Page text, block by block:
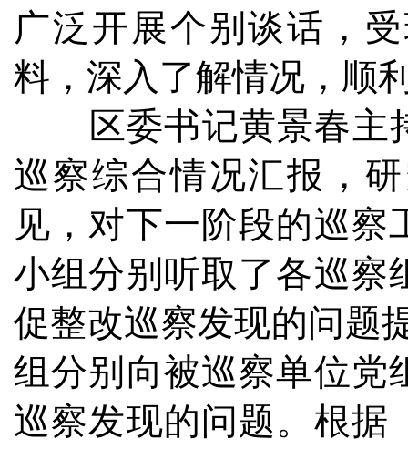
广泛开展个别谈话，
料，深入了解情况，顺
区委书记黄景春主持
巡察综合情况汇报，
见，对下一阶段的巡
小组分别听取了各巡察
促整改巡察发现的问题
组分别向被巡察单位党
巡察发现的问题。根据